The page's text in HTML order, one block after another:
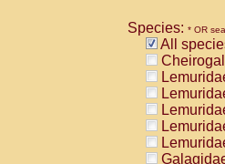
Atelidae
Atelidae
Atelidae
Atelidae
Atelidae
Atelidae
Atelidae
Atelidae
Species: * OR
All